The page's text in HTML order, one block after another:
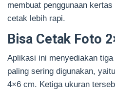
membuat penggunaan
cetak lebih rapi.
Bisa Cetak Foto
Aplikasi ini menyediakan
paling sering digunakan,
4×6 cm. Ketiga ukuran